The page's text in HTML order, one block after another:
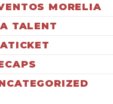
MORELIA
TALENT